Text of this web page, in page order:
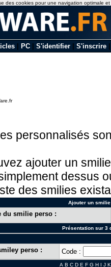
PC S'identifier S'inscrire
personnalisés
ajouter un
dessus
des smilies
Ajouter un
du smilie perso :
Présentation sur 3
perso : Code :
A B C D E F G H I J K
des cookies pour une navigation optimale